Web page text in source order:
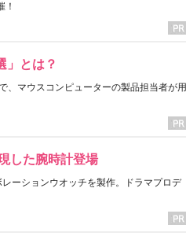
！
」とは？
、マウスコンピューターの製品担当者が用
した腕時計登場
ーションウオッチを製作。ドラマプロデ